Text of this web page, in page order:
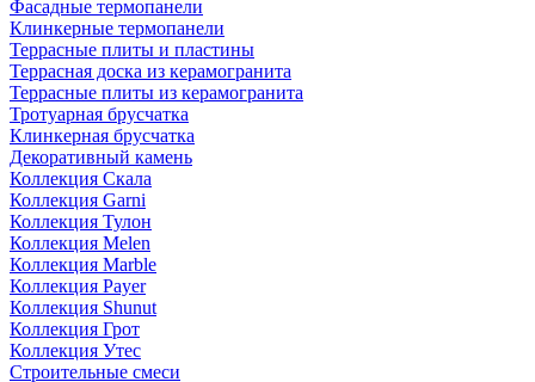
Фасадные термопанели
Клинкерные термопанели
Террасные плиты и пластины
Террасная доска из керамогранита
Террасные плиты из керамогранита
Тротуарная брусчатка
Клинкерная брусчатка
Декоративный камень
Коллекция Скала
Коллекция Garni
Коллекция Тулон
Коллекция Melen
Коллекция Marble
Коллекция Payer
Коллекция Shunut
Коллекция Грот
Коллекция Утес
Строительные смеси